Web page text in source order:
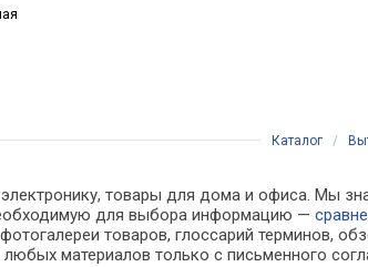
Каталог /
товары для дома и офиса. Мы
для выбора информацию —
товаров, глоссарий терминов,
материалов только с письменного